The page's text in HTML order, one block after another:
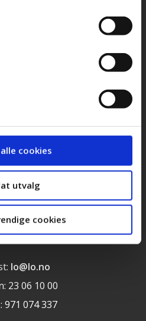
cookies
utvalg
cookies
i Norge
12
Oslo
Norge
lo@lo.no
23 06 10 00
971 074 337